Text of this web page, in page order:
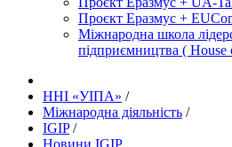
Проєкт Еразмус +
Міжнародна школа
підприємництва ( House
ННІ «УІПА» /
Міжнародна діяльність /
IGIP /
Новини IGIP